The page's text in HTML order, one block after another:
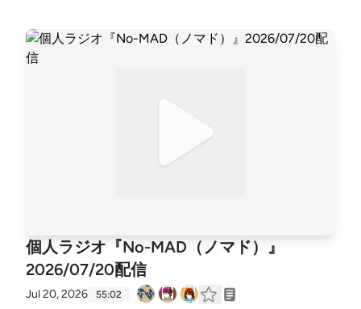
E3%82%BA/id1685584865https://open.spotify.com/s
how/27QaBwuqCdtEmsLuyfiMbB?si=49b4e81b7903
on,Youtube）https://kzkm-fm.hp.peraichi.com〇おい
でよ！あるスタジオ（ポッドキャスト）https://lit.lin
htSoundsFree Download/Stream: http://ncs.io/GetMy
LoveWatch: http://youtu.be/c4-3WTBZC4I---
03:58 ふつおた・フリートーク14:47 今週のピン留め
【7/27 大判焼の名前を議論するの日】17:11 NextPerc
55 Ending▼各種リンク▼各媒体の配信情報などはTw
itterでご確認ください↓↓番組公式Twitter https://tw
番組公式ホームページ https://potofu.me/no-madコ
ーナーへのおたよりはメールアドレスまたはメールフ
ォームまで↓↓番組メールアドレス nomad.otegami
@gmail.com番組メールフォーム https://forms.gle/d
個人ラジオ『No-MAD（ノマド）』
2026/07/20配信
Jul 20, 2026 55:02